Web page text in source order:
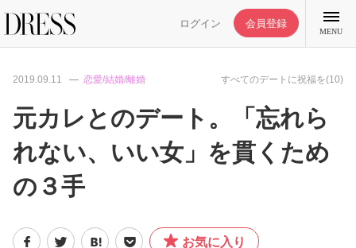
ログイン 会員登録
MENU
特集記事
DRESS部活
2019.09.11 恋愛/結婚/離婚 すべてのデートに祝福を(10)
元カレとのデート。「忘れら
れない、いい女」を貫くため
の３手
お気に入り